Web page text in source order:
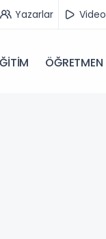
Yazarlar Video
ÖĞRETMEN